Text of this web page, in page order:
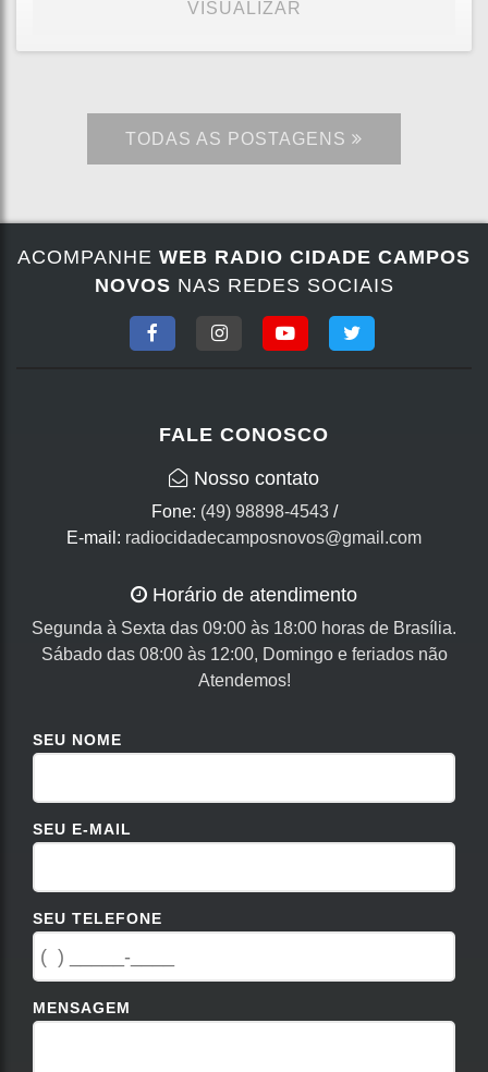
VISUALIZAR
TODAS AS POSTAGENS
ACOMPANHE WEB RADIO CIDADE CAMPOS
NOVOS NAS REDES SOCIAIS
FALE CONOSCO
Nosso contato
Fone: (49) 98898-4543/
E-mail: radiocidadecamposnovos@gmail.com
Horário de atendimento
Segunda à Sexta das 09:00 às 18:00 horas de Brasília.
Sábado das 08:00 às 12:00, Domingo e feriados não
Atendemos!
SEU NOME
SEU E-MAIL
SEU TELEFONE
MENSAGEM